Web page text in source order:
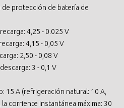
de protección de batería de
4,25 - 0.025 V
4,15 - 0,05 V
2,50 - 0,08 V
3 - 0,1 V
15 A (refrigeración natural: 10 A,
corriente instantánea máxima: 30